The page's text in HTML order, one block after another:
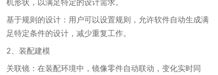
机形状，以满足特定的设计需求。
基于规则的设计：用户可以设置规则，允许软件自动生成满
足特定条件的设计，减少重复工作。
2、装配建模
关联镜：在装配环境中，镜像零件自动联动，变化实时同